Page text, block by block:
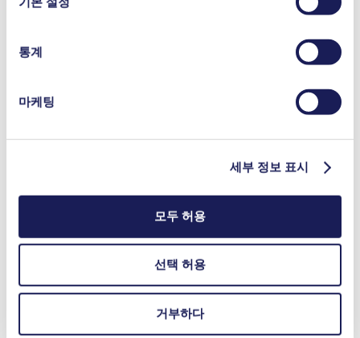
통계
마케팅
세부 정보 표시
모두 허용
선택 허용
거부하다